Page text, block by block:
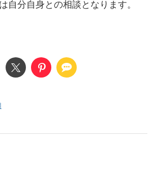
自分自身との相談となります。